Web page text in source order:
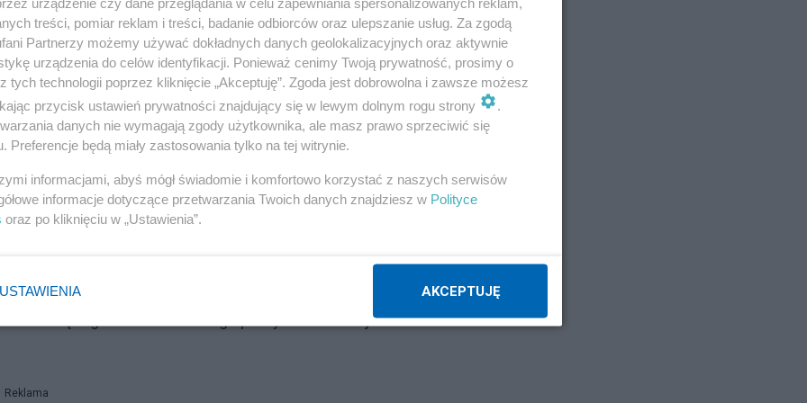
pokojowo wchłaniać pomniejsze organizmy.
rządzenia pozwalają na polityczną, i nie tylko,
zewnętrznych atrybutów niepodległości małych
silniejszych nad słabszymi spotyka się jednak z
Państwa europejskie, zwłaszcza zachodnie,
„zewnętrzny”, który po przekroczeniu granicy staje się
zachodnich można więc tworzyć demograficzne
zrówna się z dotychczasową „większością”. Czy więc
organizmów we Francji, Belgii i w
muzułmańskiego prezydenta Francji
Reklama
treści, pomiar reklam i treści, badanie odbiorców oraz ulepszanie usług. Za zgodą
Partnerzy możemy używać dokładnych danych geolokalizacyjnych oraz aktywnie
urządzenia do celów identyfikacji. Ponieważ cenimy Twoją prywatność, prosimy o
tych technologii poprzez kliknięcie „Akceptuję”. Zgoda jest dobrowolna i zawsze możesz
przycisk ustawień prywatności znajdujący się w lewym dolnym rogu strony
.
danych nie wymagają zgody użytkownika, ale masz prawo sprzeciwić się
Preferencje będą miały zastosowania tylko na tej witrynie.
informacjami, abyś mógł świadomie i komfortowo korzystać z naszych serwisów
informacje dotyczące przetwarzania Twoich danych znajdziesz w Polityce
oraz po kliknięciu w „Ustawienia”.
USTAWIENIA AKCEPTUJĘ